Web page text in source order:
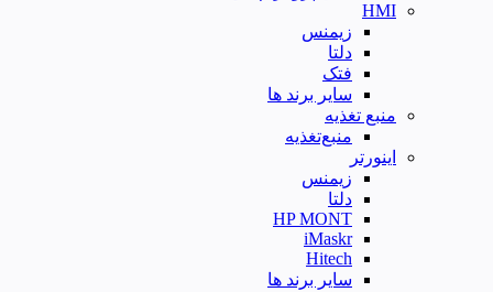
HMI
زیمنس
دلتا
فتک
سایر برند ها
منبع تغذیه
منبع‌تغذیه
اینورتر
زیمنس
دلتا
HP MONT
iMaskr
Hitech
سایر برند ها